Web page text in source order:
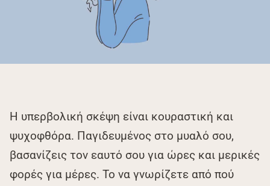
Η υπερβολική σκέψη είναι κουραστική και
ψυχοφθόρα. Παγιδευμένος στο μυαλό σου,
βασανίζεις τον εαυτό σου για ώρες και μερικές
φορές για μέρες. Το να γνωρίζετε από πού